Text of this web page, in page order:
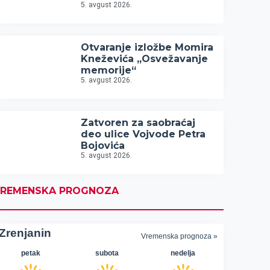
5. avgust 2026.
Otvaranje izložbe Momira
Kneževića „Osvežavanje
memorije“
5. avgust 2026.
Zatvoren za saobraćaj
deo ulice Vojvode Petra
Bojovića
5. avgust 2026.
PROGNOZA